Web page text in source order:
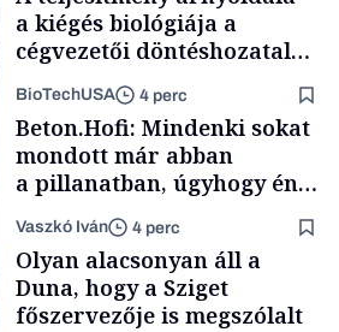
a kiégés biológiája a
cégvezetői döntéshozatal
BioTechUSA 4 perc
Beton.Hofi: Mindenki sokat
mondott már abban
a pillanatban, úgyhogy én
a legsarkosabb
gondolataimat akartam
kimondani
Vaszkó Iván 4 perc
Olyan alacsonyan áll a
Duna, hogy a Sziget
főszervezője is megszólalt